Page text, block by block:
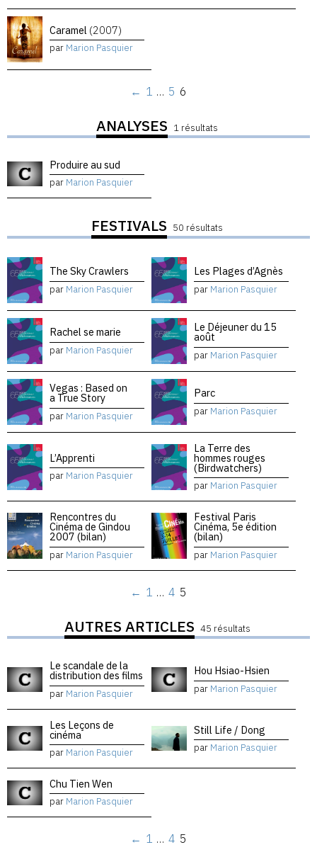
Caramel (2007)
par Marion Pasquier
← 1 … 5 6
ANALYSES 1 résultats
Produire au sud
par Marion Pasquier
FESTIVALS 50 résultats
The Sky Crawlers
par Marion Pasquier
Les Plages d’Agnès
par Marion Pasquier
Rachel se marie
par Marion Pasquier
Le Déjeuner du 15
août
par Marion Pasquier
Vegas : Based on
a True Story
par Marion Pasquier
Parc
par Marion Pasquier
L’Apprenti
par Marion Pasquier
La Terre des
hommes rouges
(Birdwatchers)
par Marion Pasquier
Rencontres du
Cinéma de Gindou
2007 (bilan)
par Marion Pasquier
Festival Paris
Cinéma, 5e édition
(bilan)
par Marion Pasquier
← 1 … 4 5
AUTRES ARTICLES 45 résultats
Le scandale de la
distribution des films
par Marion Pasquier
Hou Hsiao-Hsien
par Marion Pasquier
Les Leçons de
cinéma
par Marion Pasquier
Still Life / Dong
par Marion Pasquier
Chu Tien Wen
par Marion Pasquier
← 1 … 4 5